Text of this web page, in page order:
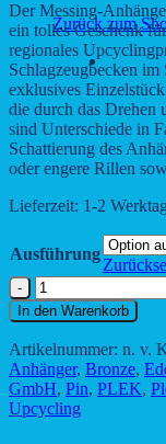
Zurück zum
Der Messing-
ein tolles Geschenk
regionales
Schlagzeugbecken im
exklusives
die durch das Drehen
sind Unterschiede in
Schattierung des
oder engere Rillen
Lieferzeit: 1-2
Ausführung
Anhänger
PLEK
Menge
In den Warenkorb
Artikelnummer: n. v.
Anhänger, Bronze,
GmbH, Pin, PLEK,
Upcycling